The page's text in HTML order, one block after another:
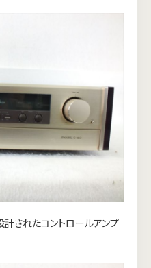
されたコントロールアンプ